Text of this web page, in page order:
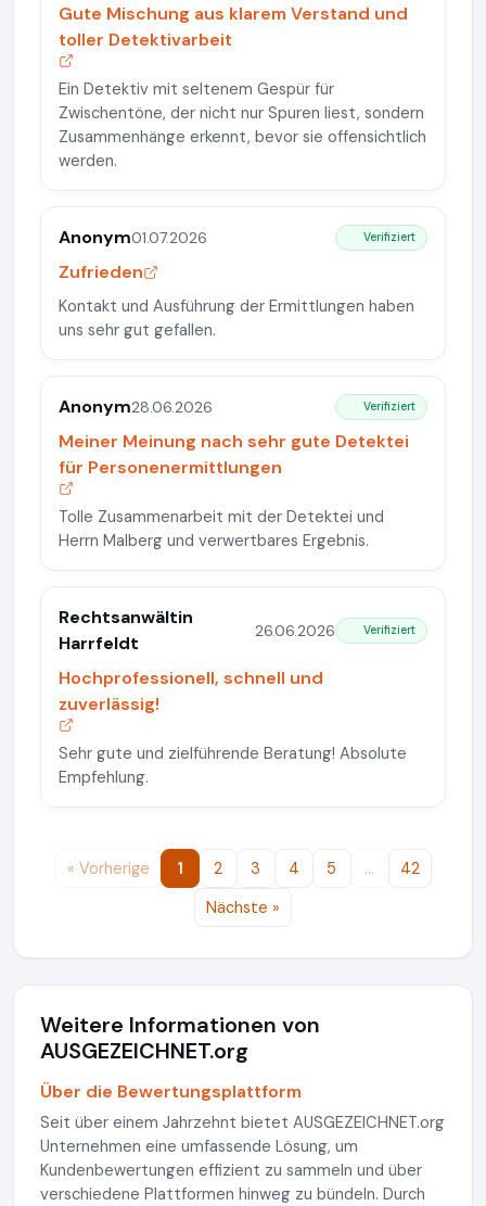
Gute Mischung aus klarem Verstand und
toller Detektivarbeit
Ein Detektiv mit seltenem Gespür für
Zwischentöne, der nicht nur Spuren liest, sondern
Zusammenhänge erkennt, bevor sie offensichtlich
werden.
Anonym01.07.2026 Verifiziert
Zufrieden
Kontakt und Ausführung der Ermittlungen haben
uns sehr gut gefallen.
Anonym28.06.2026 Verifiziert
Meiner Meinung nach sehr gute Detektei
für Personenermittlungen
Tolle Zusammenarbeit mit der Detektei und
Herrn Malberg und verwertbares Ergebnis.
Rechtsanwältin
Harrfeldt
26.06.2026 Verifiziert
Hochprofessionell, schnell und
zuverlässig!
Sehr gute und zielführende Beratung! Absolute
Empfehlung.
« Vorherige 1 2 3 4 5 …
42
Nächste »
Weitere Informationen von
AUSGEZEICHNET.org
Über die Bewertungsplattform
Seit über einem Jahrzehnt bietet AUSGEZEICHNET.org
Unternehmen eine umfassende Lösung, um
Kundenbewertungen effizient zu sammeln und über
verschiedene Plattformen hinweg zu bündeln. Durch